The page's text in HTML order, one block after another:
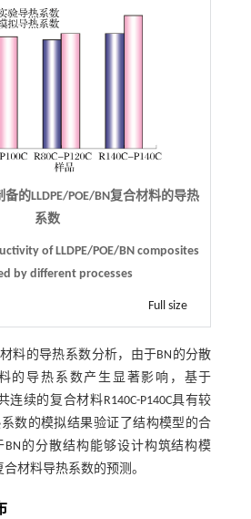
的LLDPE/POE/BN复合材料的导热
系数
of LLDPE/POE/BN composites
by different processes
Full size
材料的导热系数分析，由于BN的分散
的导热系数产生显著影响，基于
连续的复合材料R140C-P140C具有较
数的模拟结果验证了结构模型的合
的分散结构能够设计构筑结构模
材料导热系数的预测。